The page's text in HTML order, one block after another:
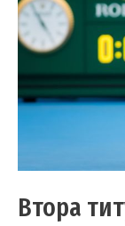
Втора